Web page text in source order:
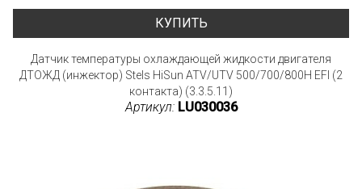
КУПИТЬ
Датчик температуры охлаждающей жидкости двигателя
ДТОЖД (инжектор) Stels HiSun ATV/UTV 500/700/800H EFI (2
контакта) (3.3.5.11)
Артикул: LU030036